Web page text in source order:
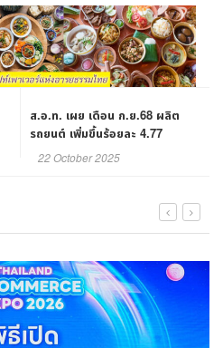
ส.อ.ท. เผย เดือน ก.ย.68 ผลิต
รถยนต์ เพิ่มขึ้นร้อยละ 4.77
22 October 2025